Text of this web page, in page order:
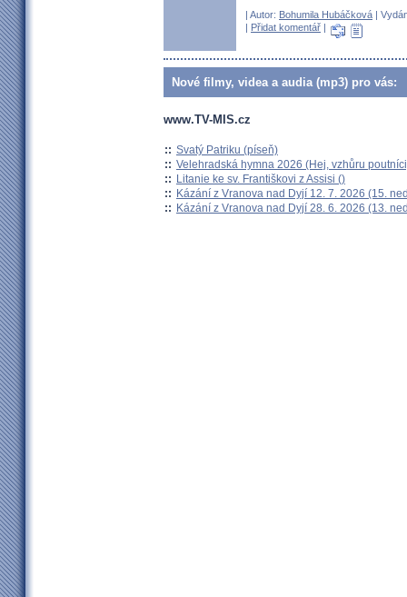
| Autor: Bohumila Hubáčková |
| Přidat komentář |
Nové filmy, videa a audia (mp3) pro vás:
www.TV-MIS.cz
:: Svatý Patriku (píseň)
:: Velehradská hymna 2026 (Hej, vzhůru
:: Litanie ke sv. Františkovi z Assisi ()
:: Kázání z Vranova nad Dyjí 12. 7. 2026 (15.
:: Kázání z Vranova nad Dyjí 28. 6. 2026 (13.